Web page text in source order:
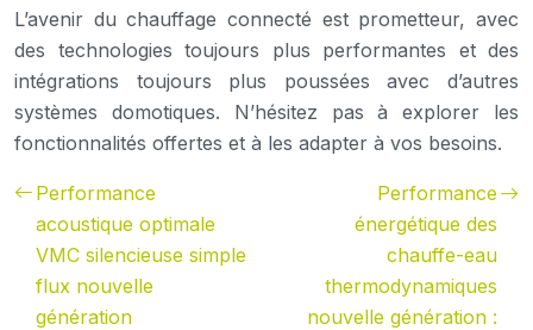
L’avenir du chauffage connecté est prometteur, avec
des technologies toujours plus performantes et des
intégrations toujours plus poussées avec d’autres
systèmes domotiques. N’hésitez pas à explorer les
fonctionnalités offertes et à les adapter à vos besoins.
Performance
acoustique optimale
VMC silencieuse simple
flux nouvelle
génération
Performance
énergétique des
chauffe-eau
thermodynamiques
nouvelle génération :